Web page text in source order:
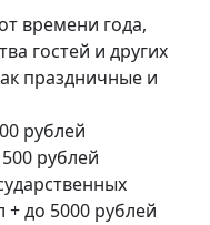
времени года,
гостей и других
праздничные и
рублей
рублей
до 5000 рублей